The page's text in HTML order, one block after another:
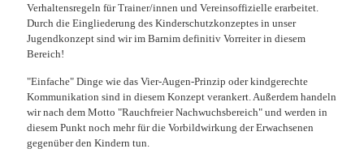
Verhaltensregeln für Trainer/innen und Vereinsoffizielle erarbeitet.
Durch die Eingliederung des Kinderschutzkonzeptes in unser
Jugendkonzept sind wir im Barnim definitiv Vorreiter in diesem
Bereich!
"Einfache" Dinge wie das Vier-Augen-Prinzip oder kindgerechte
Kommunikation sind in diesem Konzept verankert. Außerdem handeln
wir nach dem Motto "Rauchfreier Nachwuchsbereich" und werden in
diesem Punkt noch mehr für die Vorbildwirkung der Erwachsenen
gegenüber den Kindern tun.